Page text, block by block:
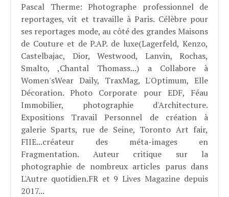
Pascal Therme: Photographe professionnel de
reportages, vit et travaille à Paris. Célèbre pour
ses reportages mode, au côté des grandes Maisons
de Couture et de P.AP. de luxe(Lagerfeld, Kenzo,
Castelbajac, Dior, Westwood, Lanvin, Rochas,
Smalto, ,Chantal Thomass...) a Collabore à
Women'sWear Daily, TraxMag, L'Optimum, Elle
Décoration. Photo Corporate pour EDF, Féau
Immobilier, photographie d'Architecture.
Expositions Travail Personnel de création à
galerie Sparts, rue de Seine, Toronto Art fair,
FIIE...créateur des méta-images en
Fragmentation. Auteur critique sur la
photographie de nombreux articles parus dans
L'Autre quotidien.FR et 9 Lives Magazine depuis
2017...